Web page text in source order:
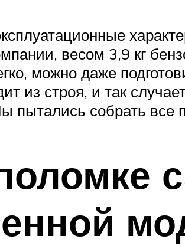
весом 3,9 кг
можно даже
из строя, и так
пытались собрать